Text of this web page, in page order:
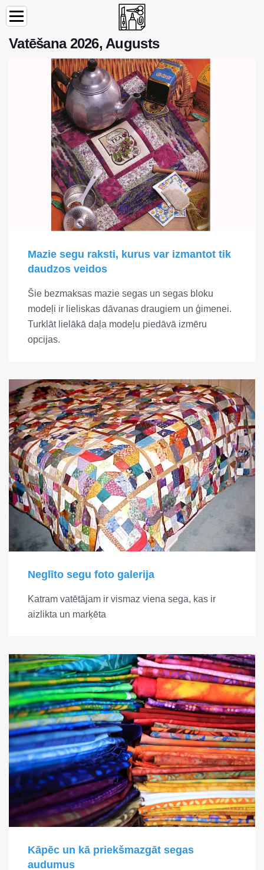
Vatēšana 2026, Augusts
Mazie segu raksti, kurus var izmantot tik
daudzos veidos
Šie bezmaksas mazie segas un segas bloku
modeļi ir lieliskas dāvanas draugiem un ģimenei.
Turklāt lielākā daļa modeļu piedāvā izmēru
opcijas.
Neglīto segu foto galerija
Katram vatētājam ir vismaz viena sega, kas ir
aizlikta un marķēta
Kāpēc un kā priekšmazgāt segas
audumus